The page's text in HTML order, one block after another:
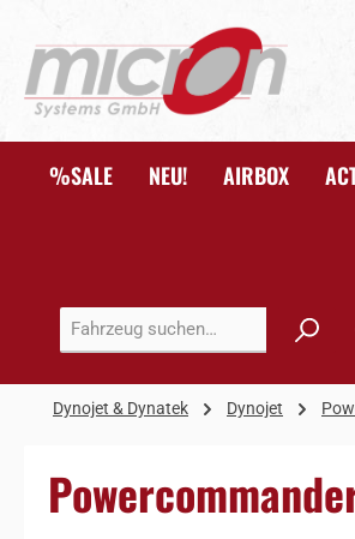
Zur Hauptnavigation springen
%SALE NEU! AIRBOX
Dynojet & Dynatek Dynojet